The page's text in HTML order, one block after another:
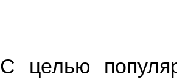
С целью